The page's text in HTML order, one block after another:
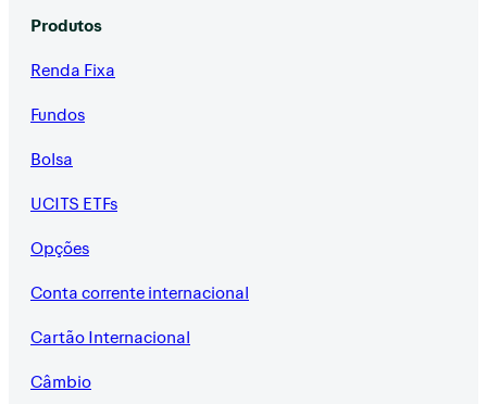
Produtos
Renda Fixa
Fundos
Bolsa
UCITS ETFs
Opções
Conta corrente internacional
Cartão Internacional
Câmbio